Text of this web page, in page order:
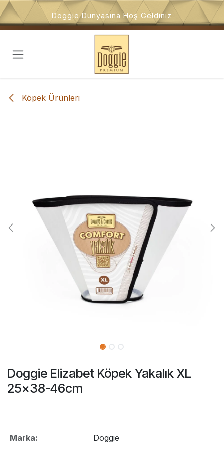
İçeriğe atla
Doggie Dünyasına Hoş Geldiniz
Köpek Ürünleri
Doggie Elizabet Köpek Yakalık XL
25x38-46cm
Marka: Doggie